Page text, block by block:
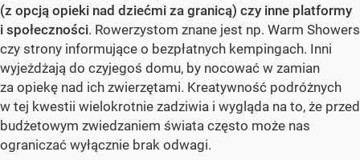
(z opcją opieki nad dziećmi za granicą) czy inne platformy
i społeczności. Rowerzystom znane jest np. Warm Showers
czy strony informujące o bezpłatnych kempingach. Inni
wyjeżdżają do czyjegoś domu, by nocować w zamian
za opiekę nad ich zwierzętami. Kreatywność podróżnych
w tej kwestii wielokrotnie zadziwia i wygląda na to, że przed
budżetowym zwiedzaniem świata często może nas
ograniczać wyłącznie brak odwagi.